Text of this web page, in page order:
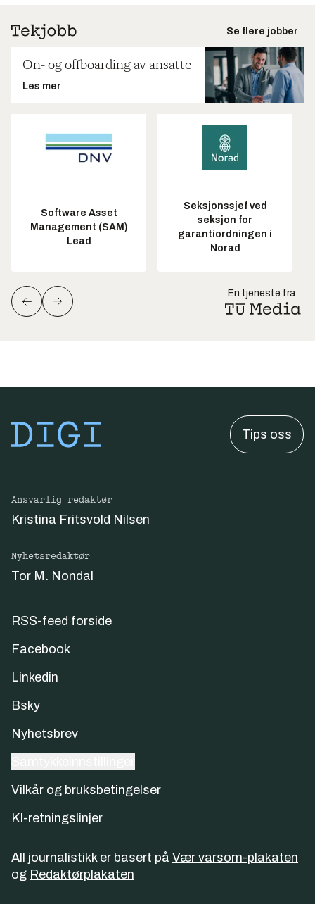
Se flere jobber
On- og offboarding av ansatte
Les mer
Software Asset
Management (SAM)
Lead
Seksjonssjef ved
seksjon for
garantiordningen i
Norad
En tjeneste fra
Tips oss
Ansvarlig redaktør
Kristina Fritsvold Nilsen
Nyhetsredaktør
Tor M. Nondal
RSS-feed forside
Facebook
Linkedin
Bsky
Nyhetsbrev
Vilkår og bruksbetingelser
KI-retningslinjer
All journalistikk er basert på Vær varsom-plakaten
og Redaktørplakaten